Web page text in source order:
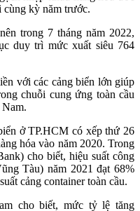
cùng kỳ năm trước.
trong 7 tháng năm 2022,
duy trì mức xuất siêu 764
với các cảng biển lớn giúp
chuỗi cung ứng toàn cầu
ở TP.HCM có xếp thứ 26
hóa vào năm 2020. Trong
cho biết, hiệu suất công
Tàu) năm 2021 đạt 68%
cảng container toàn cầu.
cho biết, mức tỷ lệ tăng